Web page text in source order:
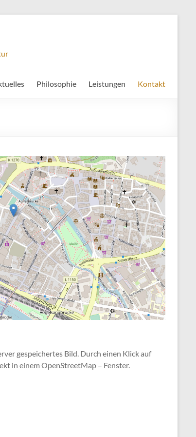
Philosophie Leistungen Kontakt
gespeichertes Bild. Durch einen Klick auf
in einem OpenStreetMap – Fenster.